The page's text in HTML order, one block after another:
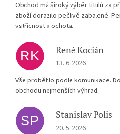
Obchod má široký výběr titulů za
zboží dorazilo pečlivě zabalené.
vstřícnost a ochota.
RK René Kocián
The store rating is 5
13. 6. 2026
Vše proběhlo podle komunikace.
obchodu nejmenších výhrad.
SP Stanislav Polis
The store rating is 2
20. 5. 2026